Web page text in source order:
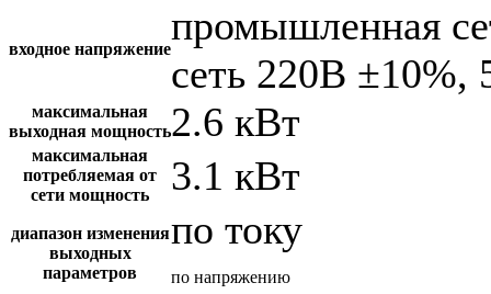
входное напряжение
промышленная
сеть 220В ±10%,
максимальная
выходная мощность2.6 кВт
максимальная
потребляемая от
сети мощность
3.1 кВт
диапазон изменения
выходных
параметров
по току
по напряжению